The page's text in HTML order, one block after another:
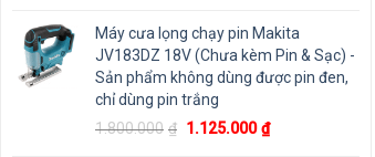
là:
725.000₫.
tại
là:
700.000₫.
Máy cưa lọng chạy pin Makita
JV183DZ 18V (Chưa kèm Pin & Sạc) -
Sản phẩm không dùng được pin đen,
chỉ dùng pin trắng
1.800.000 ₫ Giá
1.125.000 ₫Giá